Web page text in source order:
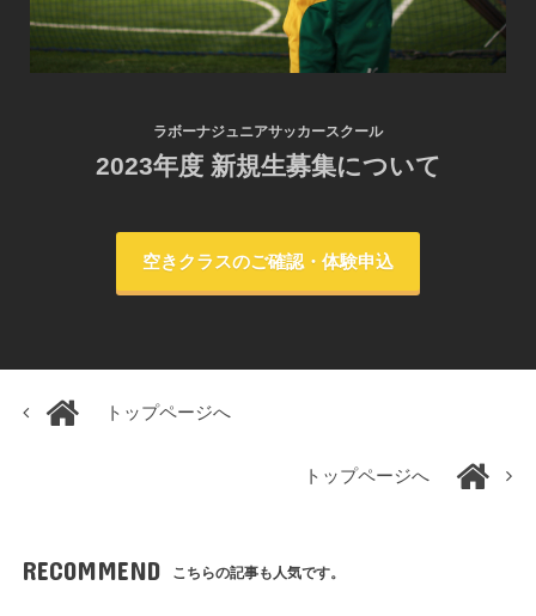
ラボーナジュニアサッカースクール
2023年度 新規生募集について
空きクラスのご確認・体験申込
トップページへ
トップページへ
RECOMMEND こちらの記事も人気です。